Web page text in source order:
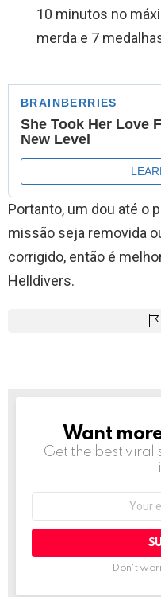
10 minutos no
merda e 7
Portanto, um dou até o
missão seja removida
corrigido, então é
Helldivers.
NEWSLETTER
Want
Get the best viral
Don't